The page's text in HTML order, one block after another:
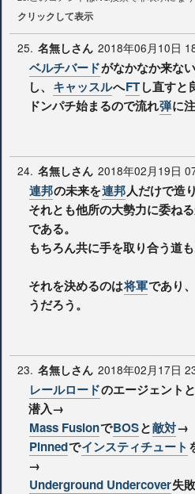
クリックして表示
25. 名無しさん 2018年06月10日
ベルチバードがなかなか来な
し、 キャッスルへFTし直すと
ドンパチ始まるので流れ弾に
24. 名無しさん 2018年02月19日
連邦の未来を連邦人だけで造
それとも他所の大勢力に委ね
である。
もちろん共に手を取り合う道も
それを決めるのは将軍であり
うだろう。
23. 名無しさん 2018年02月17日
レールロードのエージェント
潜入→
Mass FusionでBOSと敵対→
Pinnedでインスティチュート
→
Underground Undercover失敗